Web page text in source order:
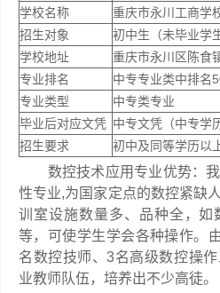
学校名称
重庆市永川工商学
招生对象
初中生（未毕业学
学校地址
重庆市永川区陈食
专业排名
中专专业类中排名
专业类型
中专类专业
毕业后对应文凭 中专文凭（中专学
招生要求
初中及同等学历以
数控技术应用专业优势：我
性专业,为国家定点的数控紧缺
训室设施数量多、品种全，如
等，可使学生学会各种操作。
名数控技师、3名高级数控操
业教师队伍，培养出不少高徒。